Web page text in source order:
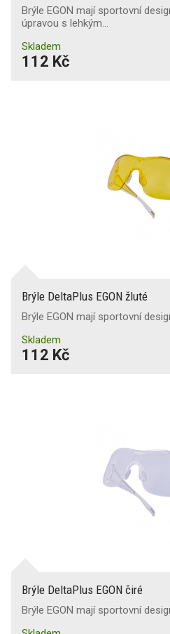
Brýle EGON mají sportovní
úpravou s lehkým…
Skladem
112 Kč
Brýle DeltaPlus EGON žluté
Brýle EGON mají sportovní
Skladem
112 Kč
Brýle DeltaPlus EGON čiré
Brýle EGON mají sportovní